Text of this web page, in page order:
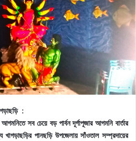
:
সব চেয়ে বড় পার্বন দূর্গাপূজার আগমনি বার্তার
পানছড়ি উপজেলায় সাঁওতাল সম্প্রদায়ের